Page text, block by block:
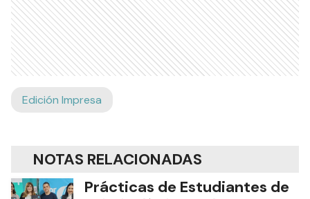
Edición Impresa
NOTAS RELACIONADAS
Prácticas de Estudiantes de